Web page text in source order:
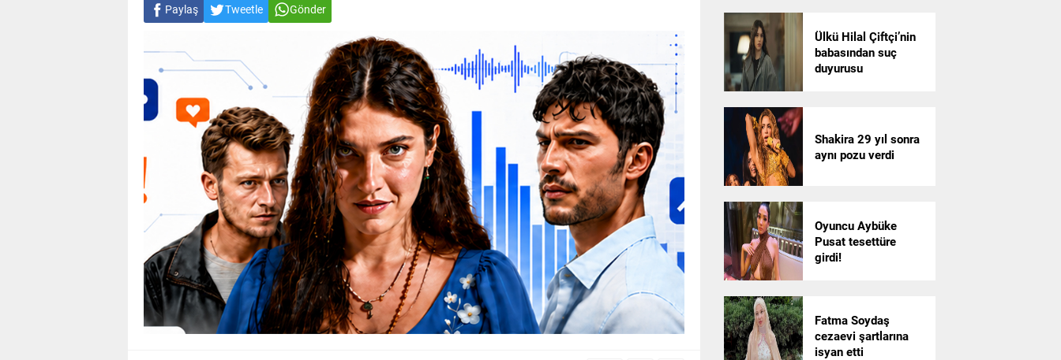
Paylaş Tweetle Gönder
Ülkü Hilal Çiftçi’nin
babasından suç
duyurusu
Shakira 29 yıl sonra
aynı pozu verdi
Oyuncu Aybüke
Pusat tesettüre
girdi!
Fatma Soydaş
cezaevi şartlarına
isyan etti